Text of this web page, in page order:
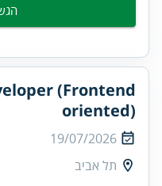
(Frontend
oriented)
19/07/2026
תל אביב